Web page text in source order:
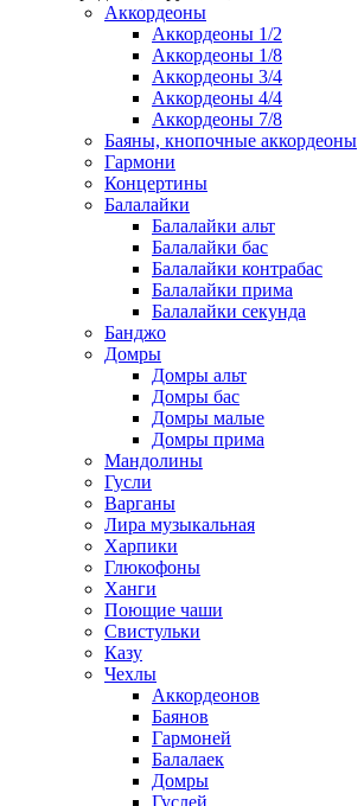
Аккордеоны
Аккордеоны 1/2
Аккордеоны 1/8
Аккордеоны 3/4
Аккордеоны 4/4
Аккордеоны 7/8
Баяны, кнопочные аккордеоны
Гармони
Концертины
Балалайки
Балалайки альт
Балалайки бас
Балалайки контрабас
Балалайки прима
Балалайки секунда
Банджо
Домры
Домры альт
Домры бас
Домры малые
Домры прима
Мандолины
Гусли
Варганы
Лира музыкальная
Харпики
Глюкофоны
Ханги
Поющие чаши
Свистульки
Казу
Чехлы
Аккордеонов
Баянов
Гармоней
Балалаек
Домры
Гуслей